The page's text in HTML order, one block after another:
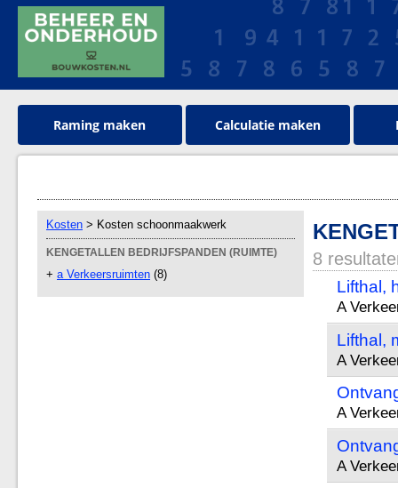
Raming maken Calculatie maken
Kosten > Kosten schoonmaakwerk
KENGETALLEN BEDRIJFSPANDEN (RUIMTE)
+ a Verkeersruimten (8)
8
Lifthal,
A
Lifthal,
A
A
A